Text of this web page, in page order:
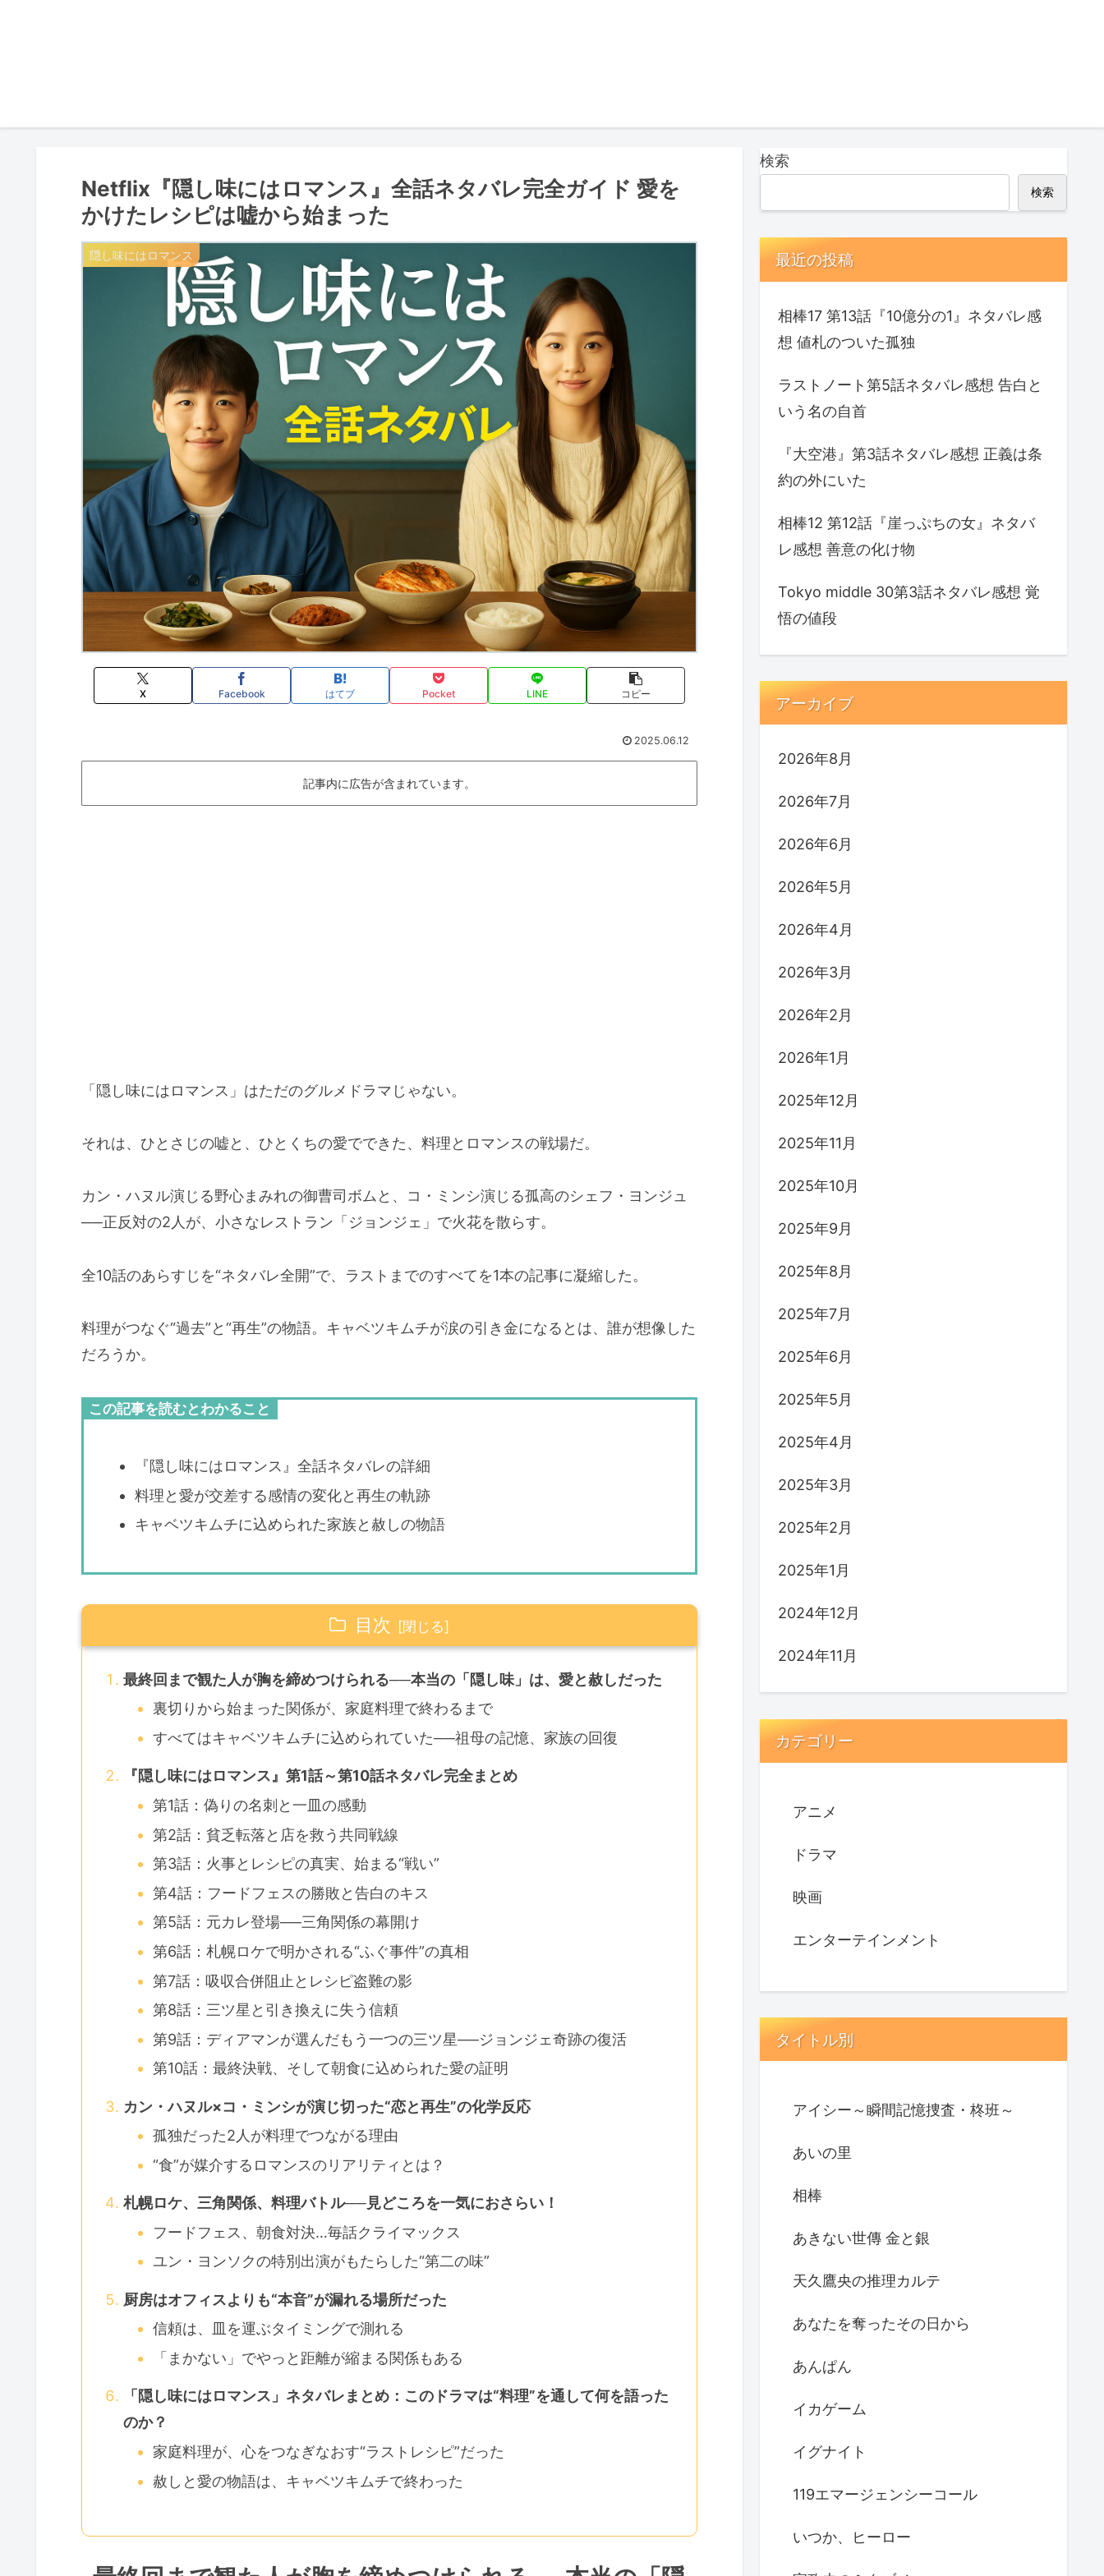
Netflix『隠し味にはロマンス』全話ネタバレ完全ガイド 愛を
かけたレシピは嘘から始まった
隠し味にはロマンス
X Facebook はてブ Pocket LINE コピー
2025.06.12
記事内に広告が含まれています。
「隠し味にはロマンス」はただのグルメドラマじゃない。
それは、ひとさじの嘘と、ひとくちの愛でできた、料理とロマンスの戦場だ。
カン・ハヌル演じる野心まみれの御曹司ボムと、コ・ミンシ演じる孤高のシェフ・ヨンジュ
──正反対の2人が、小さなレストラン「ジョンジェ」で火花を散らす。
全10話のあらすじを“ネタバレ全開”で、ラストまでのすべてを1本の記事に凝縮した。
料理がつなぐ“過去”と“再生”の物語。キャベツキムチが涙の引き金になるとは、誰が想像した
だろうか。
この記事を読むとわかること
『隠し味にはロマンス』全話ネタバレの詳細
料理と愛が交差する感情の変化と再生の軌跡
キャベツキムチに込められた家族と赦しの物語
目次
最終回まで観た人が胸を締めつけられる──本当の「隠し味」は、愛と赦しだった
裏切りから始まった関係が、家庭料理で終わるまで
すべてはキャベツキムチに込められていた──祖母の記憶、家族の回復
『隠し味にはロマンス』第1話～第10話ネタバレ完全まとめ
第1話：偽りの名刺と一皿の感動
第2話：貧乏転落と店を救う共同戦線
第3話：火事とレシピの真実、始まる“戦い”
第4話：フードフェスの勝敗と告白のキス
第5話：元カレ登場──三角関係の幕開け
第6話：札幌ロケで明かされる“ふぐ事件”の真相
第7話：吸収合併阻止とレシピ盗難の影
第8話：三ツ星と引き換えに失う信頼
第9話：ディアマンが選んだもう一つの三ツ星──ジョンジェ奇跡の復活
第10話：最終決戦、そして朝食に込められた愛の証明
カン・ハヌル×コ・ミンシが演じ切った“恋と再生”の化学反応
孤独だった2人が料理でつながる理由
“食”が媒介するロマンスのリアリティとは？
札幌ロケ、三角関係、料理バトル──見どころを一気におさらい！
フードフェス、朝食対決…毎話クライマックス
ユン・ヨンソクの特別出演がもたらした“第二の味”
厨房はオフィスよりも“本音”が漏れる場所だった
信頼は、皿を運ぶタイミングで測れる
「まかない」でやっと距離が縮まる関係もある
「隠し味にはロマンス」ネタバレまとめ：このドラマは“料理”を通して何を語った
のか？
家庭料理が、心をつなぎなおす“ラストレシピ”だった
赦しと愛の物語は、キャベツキムチで終わった
検索
検索
最近の投稿
相棒17 第13話『10億分の1』ネタバレ感
想 値札のついた孤独
ラストノート第5話ネタバレ感想 告白と
いう名の自首
『大空港』第3話ネタバレ感想 正義は条
約の外にいた
相棒12 第12話『崖っぷちの女』ネタバ
レ感想 善意の化け物
Tokyo middle 30第3話ネタバレ感想 覚
悟の値段
アーカイブ
2026年8月
2026年7月
2026年6月
2026年5月
2026年4月
2026年3月
2026年2月
2026年1月
2025年12月
2025年11月
2025年10月
2025年9月
2025年8月
2025年7月
2025年6月
2025年5月
2025年4月
2025年3月
2025年2月
2025年1月
2024年12月
2024年11月
カテゴリー
アニメ
ドラマ
映画
エンターテインメント
タイトル別
アイシー～瞬間記憶捜査・柊班～
あいの里
相棒
あきない世傳 金と銀
天久鷹央の推理カルテ
あなたを奪ったその日から
あんぱん
イカゲーム
イグナイト
119エマージェンシーコール
いつか、ヒーロー